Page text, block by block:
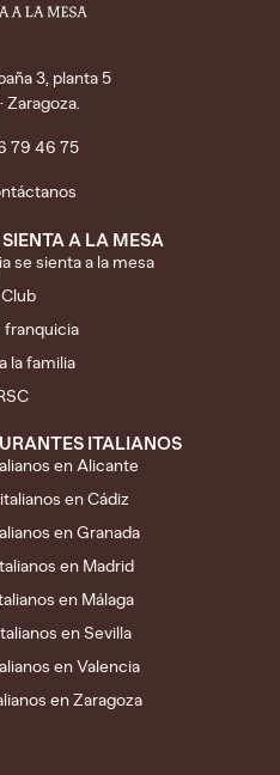
3, planta 5
Zaragoza.
79 46 75
A LA MESA
se sienta a la mesa
franquicia
la familia
ITALIANOS
en Alicante
en Cádiz
en Granada
en Madrid
en Málaga
en Sevilla
en Valencia
en Zaragoza